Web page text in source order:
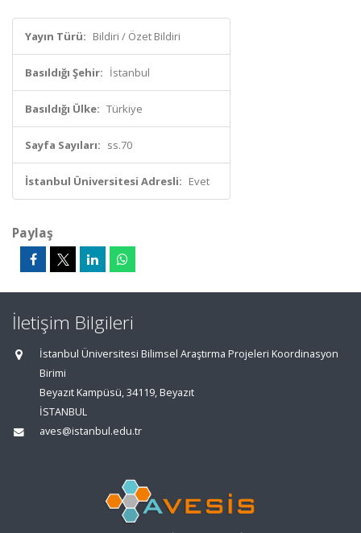
Yayın Türü: Bildiri / Özet Bildiri
Basıldığı Şehir: İstanbul
Basıldığı Ülke: Türkiye
Sayfa Sayıları: ss.70
İstanbul Üniversitesi Adresli: Evet
Paylaş
İletişim Bilgileri
İstanbul Üniversitesi Bilimsel Araştırma Projeleri Koordinasyon
Birimi
Beyazıt Kampüsü, 34119, Beyazıt
İSTANBUL
aves@istanbul.edu.tr